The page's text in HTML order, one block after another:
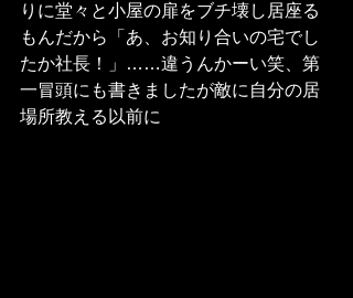
りに堂々と小屋の扉をブチ壊し居座る
もんだから「あ、お知り合いの宅でし
たか社長！」……違うんかーい笑、第
一冒頭にも書きましたが敵に自分の居
場所教える以前に